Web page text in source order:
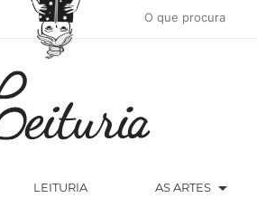
LEITURIA AS ARTES arrow_drop_down